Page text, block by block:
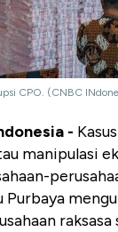
CPO. (CNBC
- Kasus
manipulasi
Purbaya